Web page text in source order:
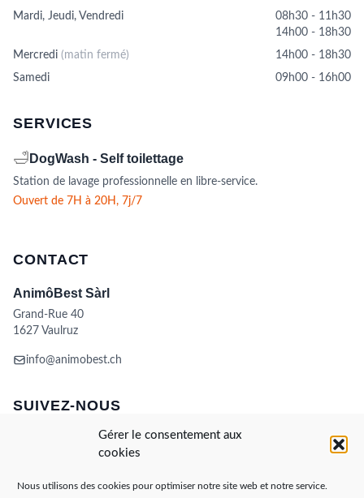
Gérer le consentement aux
cookies
Nous utilisons des cookies pour optimiser notre site web et notre service.
Mardi, Jeudi, Vendredi
08h30 - 11h30
14h00 - 18h30
Mercredi (matin fermé)
14h00 - 18h30
Samedi
09h00 - 16h00
SERVICES
🛁 DogWash - Self toilettage
Station de lavage professionnelle en libre-service.
Ouvert de 7H à 20H, 7j/7
CONTACT
AnimôBest Sàrl
Grand-Rue 40
1627 Vaulruz
info@animobest.ch
SUIVEZ-NOUS